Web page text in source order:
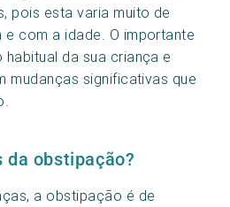
pois esta varia muito de
com a idade. O importante
da sua criança e
mudanças significativas que
da obstipação?
a obstipação é de